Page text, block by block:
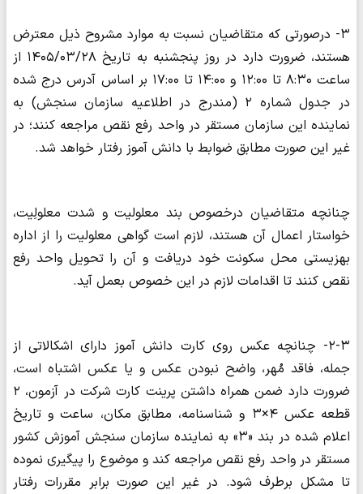
۳- درصورتی که متقاضیان نسبت به موارد مشروح ذیل معترض
هستند، ضرورت دارد در روز پنجشنبه به تاریخ ۱۴۰۵/۰۳/۲۸ از
ساعت ۸:۳۰ تا ۱۲:۰۰ و ۱۴:۰۰ تا ۱۷:۰۰ بر اساس آدرس درج شده
در جدول شماره ۲ (مندرج در اطلاعیه سازمان سنجش) به
نماینده این سازمان مستقر در واحد رفع نقص مراجعه کنند؛ در
غیر این صورت مطابق ضوابط با دانش آموز رفتار خواهد شد.
چنانچه متقاضیان درخصوص بند معلولیت و شدت معلولِیت،
خواستار اعمال آن هستند، لازم است گواهی معلولیت را از اداره
بهزیستی محل سکونت خود دریافت و آن را تحویل واحد رفع
نقص کنند تا اقدامات لازم در این خصوص بعمل آید.
۲-۳- چنانچه عکس روی کارت دانش آموز دارای اشکالاتی از
جمله، فاقد مُهر، واضح نبودن عکس و یا عکس اشتباه است،
ضرورت دارد ضمن همراه داشتن پرینت کارت شرکت در آزمون، ۲
قطعه عکس ۴×۳ و شناسنامه، مطابق مکان، ساعت و تاریخ
اعلام شده در بند «۳» به نماینده سازمان سنجش آموزش کشور
مستقر در واحد رفع نقص مراجعه کند و موضوع را پیگیری نموده
تا مشکل برطرف شود. در غیر این صورت برابر مقررات رفتار